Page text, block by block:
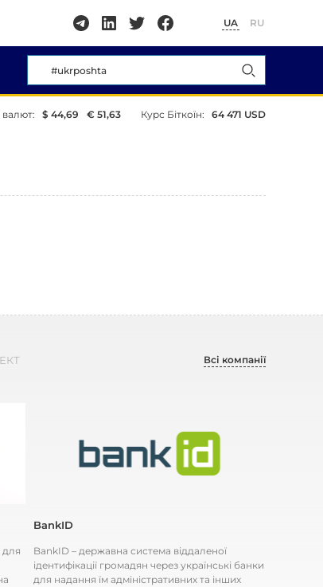
UA RU
валют: $ 44,69 € 51,63 Курс Біткоїн: 64 471 USD
Всі компанії
для
BankID
BankID – державна система віддаленої
ідентифікації громадян через українські банки
для надання їм адміністративних та інших